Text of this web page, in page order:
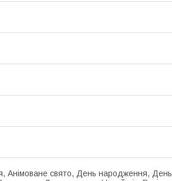
Анімоване свято, День народження, День